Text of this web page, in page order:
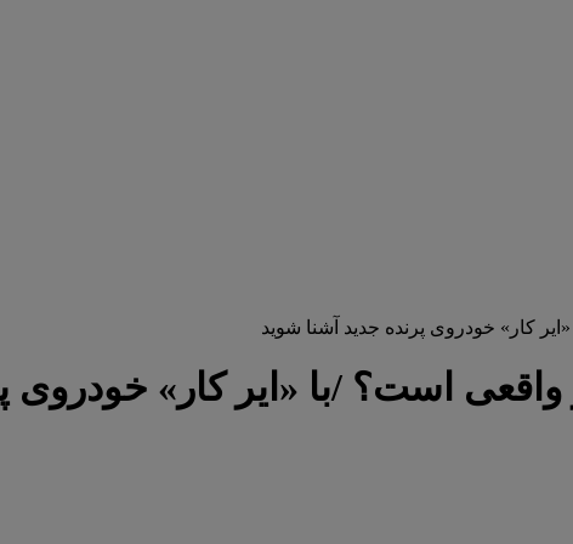
کار» خودروی پرنده جدید آشنا شوید
واقعی است؟ /با «ایر کار» خودروی